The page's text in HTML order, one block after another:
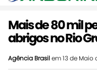
Mais de 80 mil
abrigos no Rio
Agência Brasilem 13 de Maio